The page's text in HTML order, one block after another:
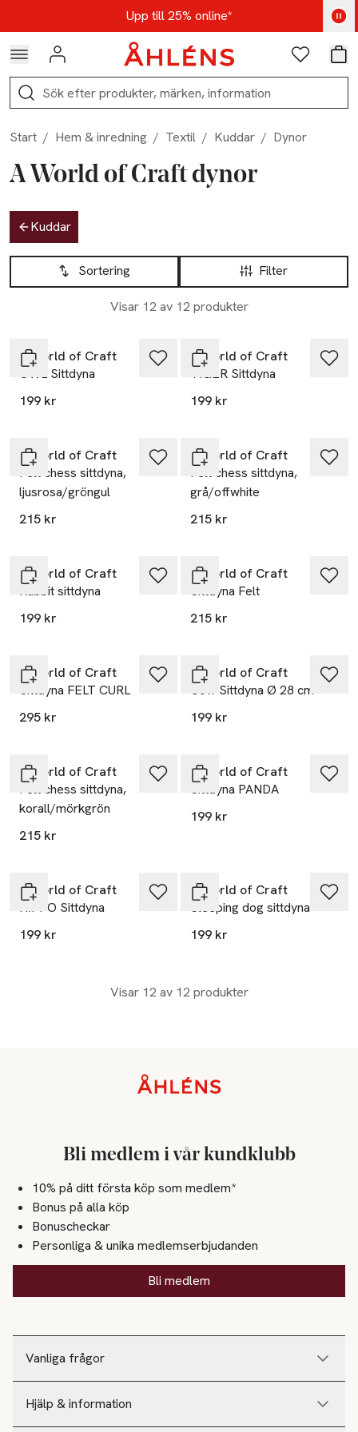
Hoppa till navigationsmenynUpp till 25% online*
Kod: AUG25 - Shoppa nu
Logga in Favoriter
Sök
Start / Hem & inredning / Textil / Kuddar / Dynor
A World of Craft dynor
Hoppa till produktsidan
Kuddar
Hoppa till produktsidan
Filter
Sortering
Visar 12 av 12 produkter
Lista över produkter
A World of Craft
OWL Sittdyna
199 kr
A World of Craft
TIGER Sittdyna
199 kr
A World of Craft
Felt chess sittdyna,
ljusrosa/gröngul
215 kr
A World of Craft
Felt chess sittdyna,
grå/offwhite
215 kr
A World of Craft
Rabbit sittdyna
199 kr
A World of Craft
Sittdyna Felt
215 kr
A World of Craft
Sittdyna FELT CURL
295 kr
A World of Craft
Cow Sittdyna Ø 28 cm
199 kr
A World of Craft
Felt chess sittdyna,
korall/mörkgrön
215 kr
A World of Craft
Sittdyna PANDA
199 kr
A World of Craft
HIPPO Sittdyna
199 kr
A World of Craft
Sleeping dog sittdyna
199 kr
Visar 12 av 12 produkter
Vanliga frågor
Hjälp & information
Bli medlem i vår kundklubb
10% på ditt första köp som medlem*
Bonus på alla köp
Bonuscheckar
Personliga & unika medlemserbjudanden
Bli medlem